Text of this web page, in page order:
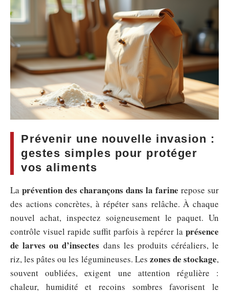
Prévenir une nouvelle invasion :
gestes simples pour protéger
vos aliments
La prévention des charançons dans la farine repose sur
des actions concrètes, à répéter sans relâche. À chaque
nouvel achat, inspectez soigneusement le paquet. Un
contrôle visuel rapide suffit parfois à repérer la présence
de larves ou d’insectes dans les produits céréaliers, le
riz, les pâtes ou les légumineuses. Les zones de stockage,
souvent oubliées, exigent une attention régulière :
chaleur, humidité et recoins sombres favorisent le